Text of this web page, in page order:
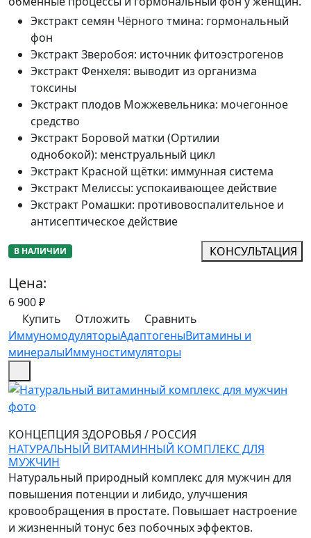
Экстракт семян Чёрного тмина: гормональный
фон
Экстракт Зверобоя: источник фитоэстрогенов
Экстракт Фенхеля: выводит из организма
токсины
Экстракт плодов Можжевельника: мочегонное
средство
Экстракт Боровой матки (Ортилии
однобокой): менструальный цикл
Экстракт Красной щётки: иммунная система
Экстракт Мелиссы: успокаивающее действие
Экстракт Ромашки: противовоспалительное и
антисептическое действие
В НАЛИЧИИ КОНСУЛЬТАЦИЯ
Цена:
6 900₽
Купить
Отложить
Сравнить
ИммуномодуляторыАдаптогеныВитамины и
минералыИммуностимуляторы
КОНЦЕПЦИЯ ЗДОРОВЬЯ / РОССИЯ
НАТУРАЛЬНЫЙ ВИТАМИННЫЙ КОМПЛЕКС ДЛЯ
МУЖЧИН
Натуральный природный комплекс для мужчин для
повышения потенции и либидо, улучшения
кровообращения в простате. Повышает настроение
и жизненный тонус без побочных эффектов.